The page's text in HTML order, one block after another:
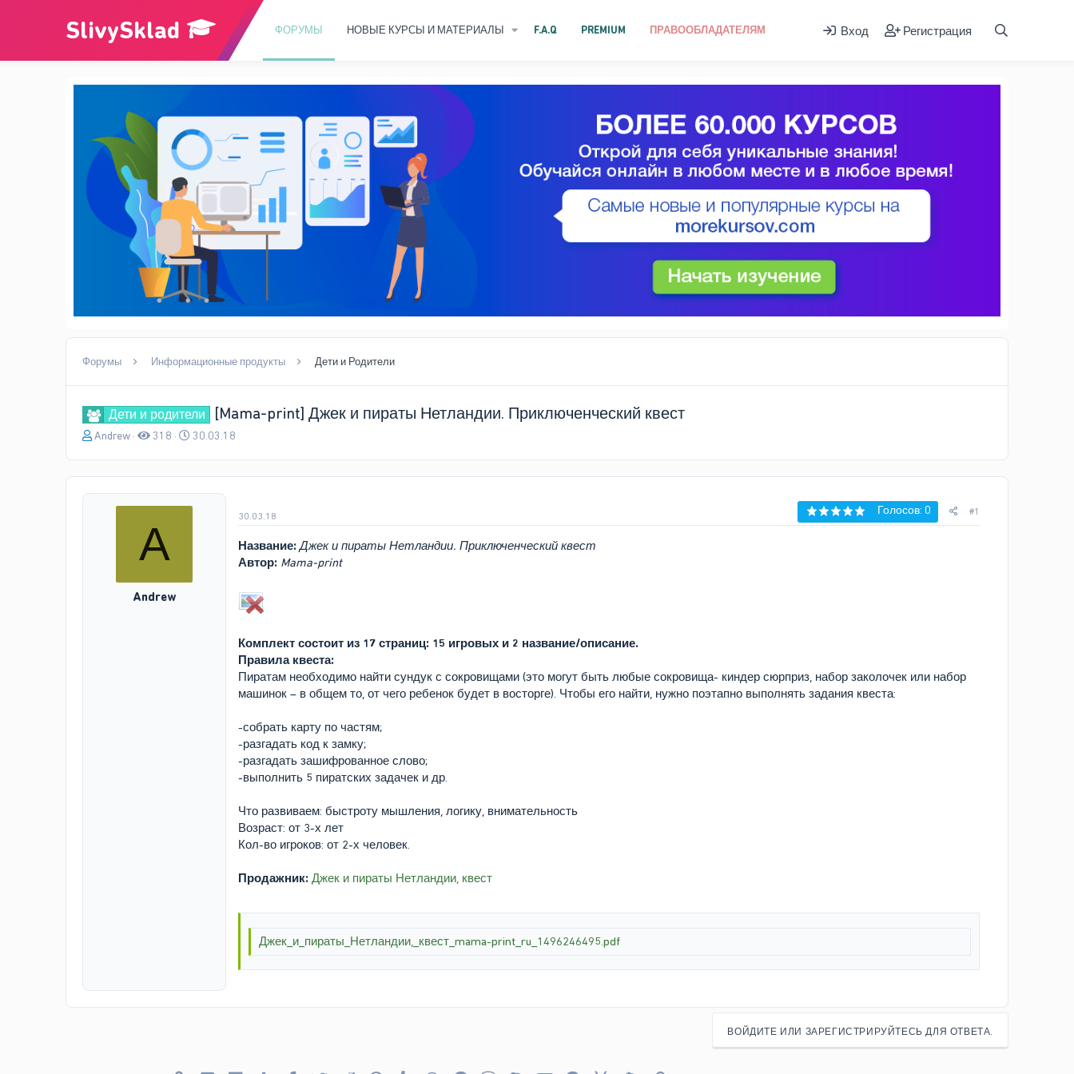
ФОРУМЫ НОВЫЕ КУРСЫ И МАТЕРИАЛЫ F.A.Q PREMIUM ПРАВООБЛАДАТЕЛЯМ Вход Регистрация
Форумы Информационные продукты Дети и Родители
Дети и родители [Mama-print] Джек и пираты Нетландии. Приключенческий квест
А
о
р
Andrew 318
Д
а
н
а
30.03.18
A
Andrew
30.03.18 Голосов: 0 #1
Название: Джек и пираты Нетландии. Приключенческий квест
Автор: Mama-print
Комплект состоит из 17 страниц: 15 игровых и 2 название/описание.
Правила квеста:
Пиратам необходимо найти сундук с сокровищами (это могут быть любые сокровища- киндер сюрприз, набор заколочек или набор
машинок – в общем то, от чего ребенок будет в восторге). Чтобы его найти, нужно поэтапно выполнять задания квеста:
-собрать карту по частям;
-разгадать код к замку;
-разгадать зашифрованное слово;
-выполнить 5 пиратских задачек и др.
Что развиваем: быстроту мышления, логику, внимательность
Возраст: от 3-х лет
Кол-во игроков: от 2-х человек.
Продажник: Джек и пираты Нетландии, квест
Джек_и_пираты_Нетландии,_квест_mama-print_ru_1496246495.pdf
ВОЙДИТЕ ИЛИ ЗАРЕГИСТРИРУЙТЕСЬ ДЛЯ ОТВЕТА.